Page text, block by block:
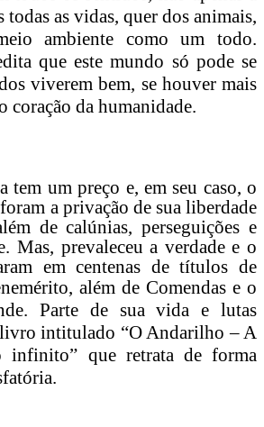
todas as vidas, quer dos animais,
ambiente como um todo.
que este mundo só pode se
viverem bem, se houver mais
coração da humanidade.
tem um preço e, em seu caso, o
a privação de sua liberdade
de calúnias, perseguições e
Mas, prevaleceu a verdade e o
em centenas de títulos de
além de Comendas e o
Parte de sua vida e lutas
intitulado “O Andarilho – A
infinito” que retrata de forma